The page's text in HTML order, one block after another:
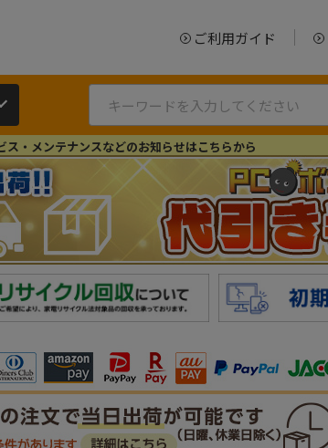
ご利用ガイド
・メンテナンスなどのお知らせはこちらから